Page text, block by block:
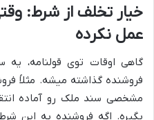
خیار تخلف از شرط:
عمل نکرده
گاهی اوقات توی قولنامه،
فروشنده گذاشته میشه. مثلاً
مشخصی سند ملک رو آماده
بگیره. اگه فروشنده به این